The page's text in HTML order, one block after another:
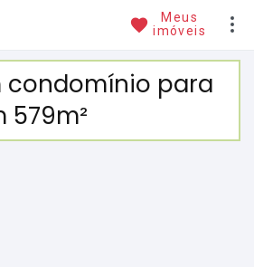
Meus
imóveis
condomínio para
579m²